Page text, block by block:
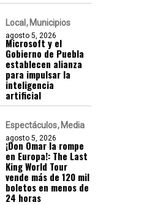
Local Municipios
agosto 5, 2026
Microsoft y el
Gobierno de Puebla
establecen alianza
para impulsar la
inteligencia
artificial
Espectáculos Media
agosto 5, 2026
¡Don Omar la rompe
en Europa!: The Last
King World Tour
vende más de 120 mil
boletos en menos de
24 horas